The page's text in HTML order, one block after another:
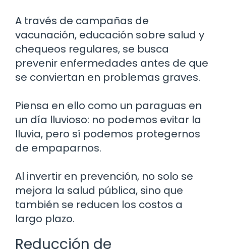
A través de campañas de
vacunación, educación sobre salud y
chequeos regulares, se busca
prevenir enfermedades antes de que
se conviertan en problemas graves.
Piensa en ello como un paraguas en
un día lluvioso: no podemos evitar la
lluvia, pero sí podemos protegernos
de empaparnos.
Al invertir en prevención, no solo se
mejora la salud pública, sino que
también se reducen los costos a
largo plazo.
Reducción de